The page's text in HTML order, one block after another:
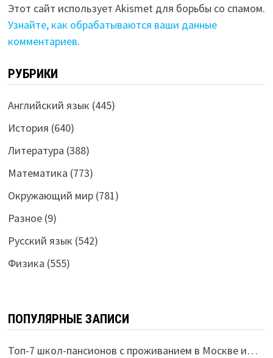
Этот сайт использует Akismet для борьбы со спамом.
Узнайте, как обрабатываются ваши данные
комментариев.
РУБРИКИ
Английский язык (445)
История (640)
Литература (388)
Математика (773)
Окружающий мир(781)
Разное(9)
Русский язык (542)
Физика (555)
ПОПУЛЯРНЫЕ ЗАПИСИ
Топ-7 школ-пансионов с проживанием в Москве и…